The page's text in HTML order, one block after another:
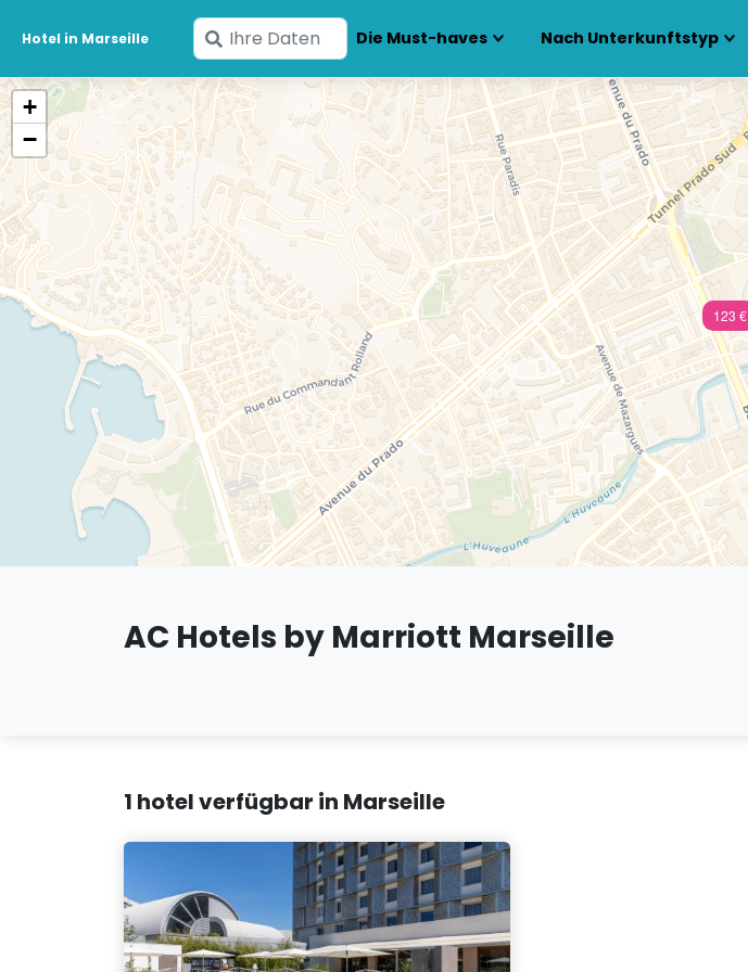
Hotel in Marseille
Geben
Sie
Ihre
Daten
ein
Die Must-haves Nach Unterkunftstyp
123 €
+
−
AC Hotels by Marriott Marseille
1 hotel verfügbar in Marseille